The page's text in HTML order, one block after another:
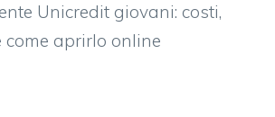
Unicredit giovani: costi,
aprirlo online